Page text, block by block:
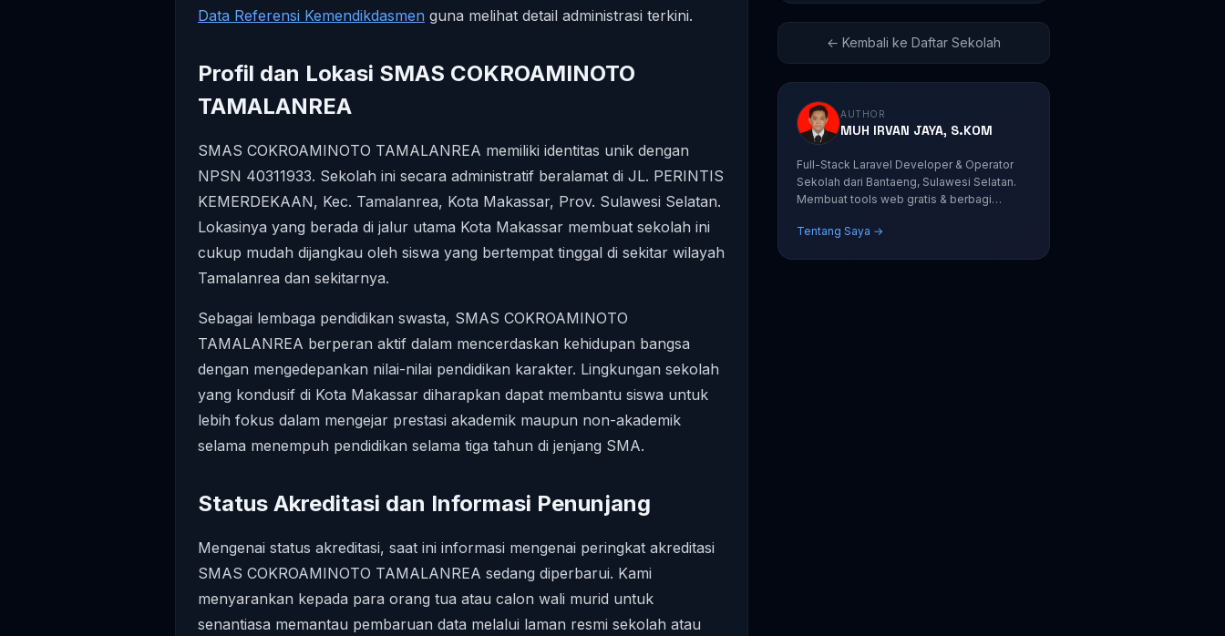
Data Referensi Kemendikdasmen guna melihat detail administrasi terkini.
Profil dan Lokasi SMAS COKROAMINOTO
TAMALANREA
SMAS COKROAMINOTO TAMALANREA memiliki identitas unik dengan
NPSN 40311933. Sekolah ini secara administratif beralamat di JL. PERINTIS
KEMERDEKAAN, Kec. Tamalanrea, Kota Makassar, Prov. Sulawesi Selatan.
Lokasinya yang berada di jalur utama Kota Makassar membuat sekolah ini
cukup mudah dijangkau oleh siswa yang bertempat tinggal di sekitar wilayah
Tamalanrea dan sekitarnya.
Sebagai lembaga pendidikan swasta, SMAS COKROAMINOTO
TAMALANREA berperan aktif dalam mencerdaskan kehidupan bangsa
dengan mengedepankan nilai-nilai pendidikan karakter. Lingkungan sekolah
yang kondusif di Kota Makassar diharapkan dapat membantu siswa untuk
lebih fokus dalam mengejar prestasi akademik maupun non-akademik
selama menempuh pendidikan selama tiga tahun di jenjang SMA.
Status Akreditasi dan Informasi Penunjang
Mengenai status akreditasi, saat ini informasi mengenai peringkat akreditasi
SMAS COKROAMINOTO TAMALANREA sedang diperbarui. Kami
menyarankan kepada para orang tua atau calon wali murid untuk
senantiasa memantau pembaruan data melalui laman resmi sekolah atau
← Kembali ke Daftar Sekolah
AUTHOR
MUH IRVAN JAYA, S.KOM
Full-Stack Laravel Developer & Operator
Sekolah dari Bantaeng, Sulawesi Selatan.
Membuat tools web gratis & berbagi
Tentang Saya →